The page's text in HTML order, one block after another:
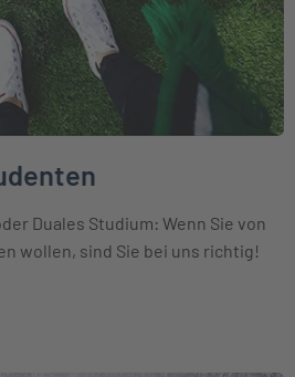
Duales Studium: Wenn Sie von
wollen, sind Sie bei uns richtig!
Studenten erfahren